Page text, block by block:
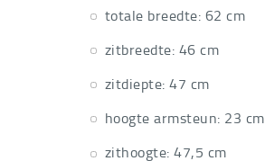
totale breedte: 62 cm
zitbreedte: 46 cm
zitdiepte: 47 cm
hoogte armsteun: 23 cm
zithoogte: 47,5 cm